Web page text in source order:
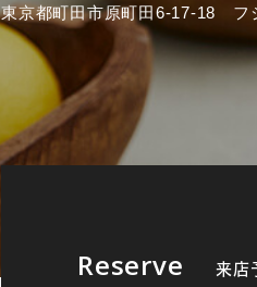
東京都町田市原町田6-17-18
Reserve 来店